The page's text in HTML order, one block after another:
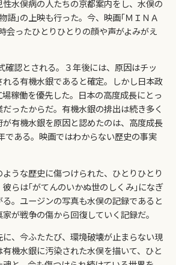
水俣病の人たちの京都案内をし、水俣の
語｣の上映も行った。今、映画｢ＭＩＮＡ
会ったひとりひとりの顔や声がよみがえ
確認とされる。３年後には、原因はチッ
る有機水銀であると確定。しかし日本政
稼働を優先した。日本の高度成長にとっ
ったからだ。有機水銀の排出は続き多く
有機水銀を原因と認めたのは、高度成長
である。映画ではわからない歴史の事実
うな歴史に傷つけられた、ひとりひとり
らは｢がてんのいかぬ世のしくみ｣になぎ
。ユージンの写真も水俣の記録であると
が戦争の傷から回復していく記録だ。
、今ふたたび、環境破壊が止まらない現
機水銀に汚染された水俣を描いて、ひと